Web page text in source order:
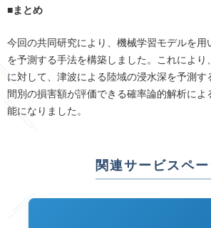
■まとめ
今回の共同研究により、機械学習モデルを用
を予測する手法を構築しました。これにより
に対して、津波による陸域の浸水深を予測す
間別の損害額が評価できる確率論的解析に
能になりました。
関連サービスペー